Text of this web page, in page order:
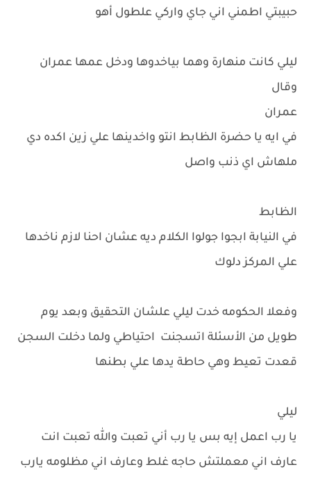
حبيبتي اطمني اني جاي واركي علطول أهو
ليلي كانت منهارة وهما بياخدوها ودخل عمها عمران
وقال
عمران
في ايه يا حضرة الظابط انتو واخدينها علي زين اكده دي
ملهاش اي ذنب واصل
الظابط
في النيابة ابجوا جولوا الكلام ديه عشان احنا لازم ناخدها
علي المركز دلوك
وفعلا الحكومه خدت ليلي علشان التحقيق وبعد يوم
طويل من الأسئلة اتسجنت احتياطي ولما دخلت السجن
قعدت تعيط وهي حاطة يدها علي بطنها
ليلي
يا رب اعمل إيه بس يا رب أني تعبت والله تعبت انت
عارف اني معملتش حاجه غلط وعارف اني مظلومه يارب